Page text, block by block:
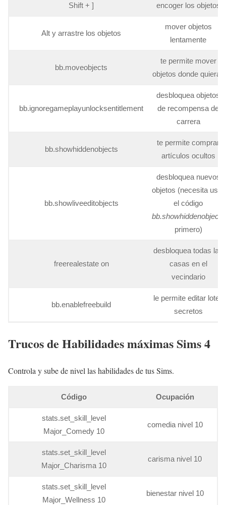
Shift + ] encoger los objetos
Alt y arrastre los objetos
mover objetos
lentamente
bb.moveobjects
te permite mover
objetos donde quieras
bb.ignoregameplayunlocksentitlement
desbloquea objetos
de recompensa de
carrera
bb.showhiddenobjects
te permite comprar
artículos ocultos
bb.showliveeditobjects
desbloquea nuevos
objetos (necesita usar
el código
bb.showhiddenobjects
primero)
freerealestate on
desbloquea todas las
casas en el
vecindario
bb.enablefreebuild
le permite editar lotes
secretos
Trucos de Habilidades máximas Sims 4
Controla y sube de nivel las habilidades de tus Sims.
Código Ocupación
stats.set_skill_level
Major_Comedy 10
comedia nivel 10
stats.set_skill_level
Major_Charisma 10
carisma nivel 10
stats.set_skill_level
Major_Wellness 10
bienestar nivel 10